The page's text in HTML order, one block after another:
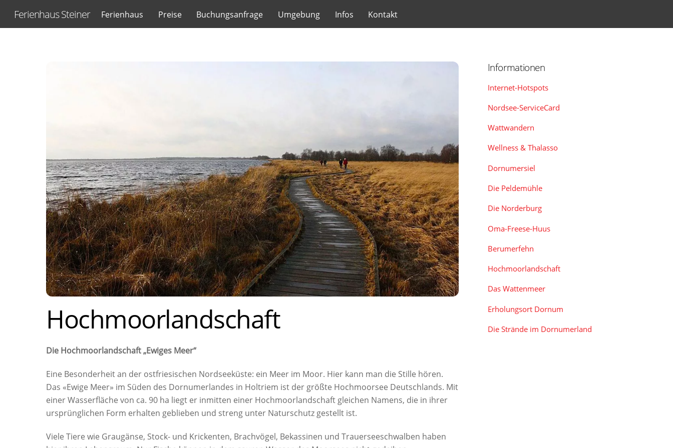
Ferienhaus Steiner Ferienhaus Preise Buchungsanfrage Umgebung Infos Kontakt
Hochmoorlandschaft
Die Hochmoorlandschaft „Ewiges Meer“
Eine Besonderheit an der ostfriesischen Nordseeküste: ein Meer im Moor. Hier kann man die Stille hören.
Das «Ewige Meer» im Süden des Dornumerlandes in Holtriem ist der größte Hochmoorsee Deutschlands. Mit
einer Wasserfläche von ca. 90 ha liegt er inmitten einer Hochmoorlandschaft gleichen Namens, die in ihrer
ursprünglichen Form erhalten geblieben und streng unter Naturschutz gestellt ist.
Viele Tiere wie Graugänse, Stock- und Krickenten, Brachvögel, Bekassinen und Trauerseeschwalben haben
Informationen
Internet-Hotspots
Nordsee-ServiceCard
Wattwandern
Wellness & Thalasso
Dornumersiel
Die Peldemühle
Die Norderburg
Oma-Freese-Huus
Berumerfehn
Hochmoorlandschaft
Das Wattenmeer
Erholungsort Dornum
Die Strände im Dornumerland